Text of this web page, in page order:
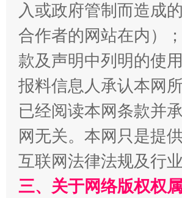
揭批美国五大"原罪"
入或政府管制而造成
合作者的网站在内）；
款及声明中列明的使
报料信息人承认本网
已经阅读本网条款并
网无关。本网只是提
互联网法律法规及行
三、关于网络版权权